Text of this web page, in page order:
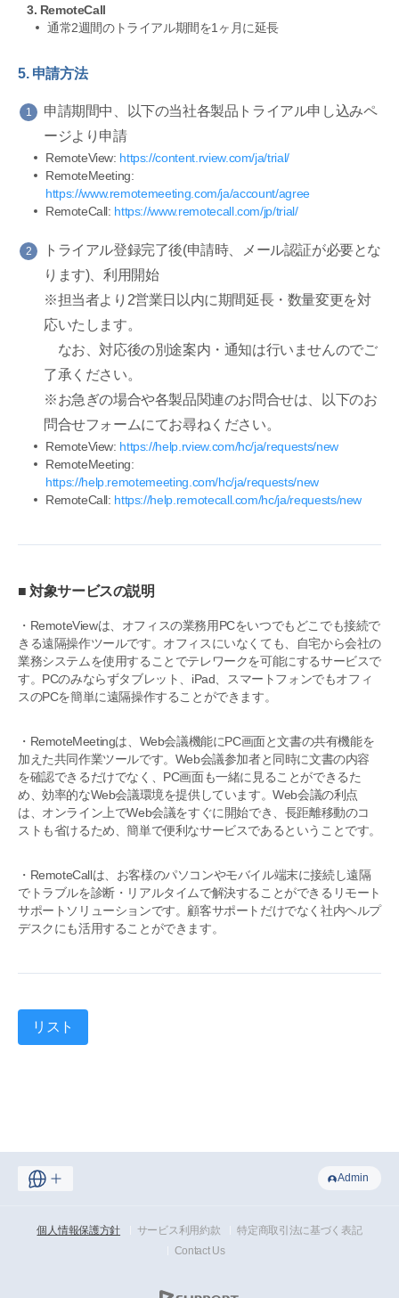
3. RemoteCall
通常2週間のトライアル期間を1ヶ月に延長
5. 申請方法
1
申請期間中、以下の当社各製品トライアル申し込みペ
ージより申請
RemoteView: https://content.rview.com/ja/trial/
RemoteMeeting:
https://www.remotemeeting.com/ja/account/agree
RemoteCall: https://www.remotecall.com/jp/trial/
2
トライアル登録完了後(申請時、メール認証が必要とな
ります)、利用開始
※担当者より2営業日以内に期間延長・数量変更を対
応いたします。
なお、対応後の別途案内・通知は行いませんのでご
了承ください。
※お急ぎの場合や各製品関連のお問合せは、以下のお
問合せフォームにてお尋ねください。
RemoteView: https://help.rview.com/hc/ja/requests/new
RemoteMeeting:
https://help.remotemeeting.com/hc/ja/requests/new
RemoteCall: https://help.remotecall.com/hc/ja/requests/new
■ 対象サービスの説明
・RemoteViewは、オフィスの業務用PCをいつでもどこでも接続で
きる遠隔操作ツールです。オフィスにいなくても、自宅から会社の
業務システムを使用することでテレワークを可能にするサービスで
す。PCのみならずタブレット、iPad、スマートフォンでもオフィ
スのPCを簡単に遠隔操作することができます。
・RemoteMeetingは、Web会議機能にPC画面と文書の共有機能を
加えた共同作業ツールです。Web会議参加者と同時に文書の内容
を確認できるだけでなく、PC画面も一緒に見ることができるた
め、効率的なWeb会議環境を提供しています。Web会議の利点
は、オンライン上でWeb会議をすぐに開始でき、長距離移動のコ
ストも省けるため、簡単で便利なサービスであるということです。
・RemoteCallは、お客様のパソコンやモバイル端末に接続し遠隔
でトラブルを診断・リアルタイムで解決することができるリモート
サポートソリューションです。顧客サポートだけでなく社内ヘルプ
デスクにも活用することができます。
リスト
Admin
個人情報保護方針 サービス利用約款
特定商取引法に基づく表記
Contact Us